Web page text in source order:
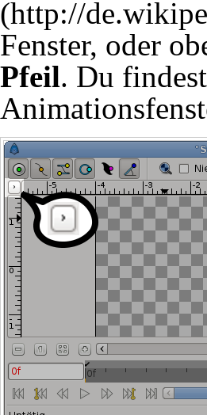
Fenster, oder
Pfeil. Du